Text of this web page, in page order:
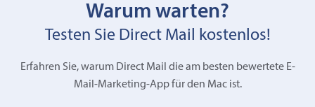
Warum warten?
Testen Sie Direct Mail kostenlos!
Erfahren Sie, warum Direct Mail die am besten bewertete E-
Mail-Marketing-App für den Mac ist.